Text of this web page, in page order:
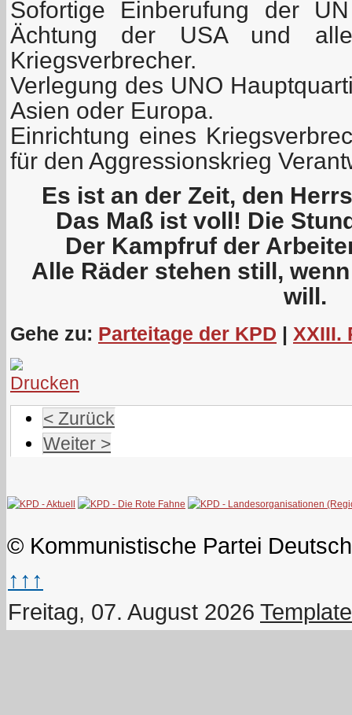
Sofortige Einberufung der
Ächtung der USA und
Kriegsverbrecher.
Verlegung des UNO
Asien oder Europa.
Einrichtung eines
für den Aggressionskrieg
Es ist an der Zeit, den
Das Maß ist voll! Die
Der Kampfruf der
Alle Räder stehen still,
will.
Gehe zu: Parteitage der KPD | XXIII.
< Zurück
Weiter >
© Kommunistische Partei
↑↑↑
Freitag, 07. August 2026